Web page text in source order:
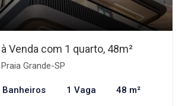
Venda com 1 quarto, 48m²
Grande-SP
Banheiros 1 Vaga 48 m²